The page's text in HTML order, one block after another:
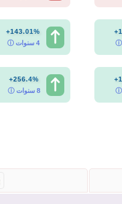
+143.01%
4 سنوات ⓘ
+256.4%
8 سنوات ⓘ